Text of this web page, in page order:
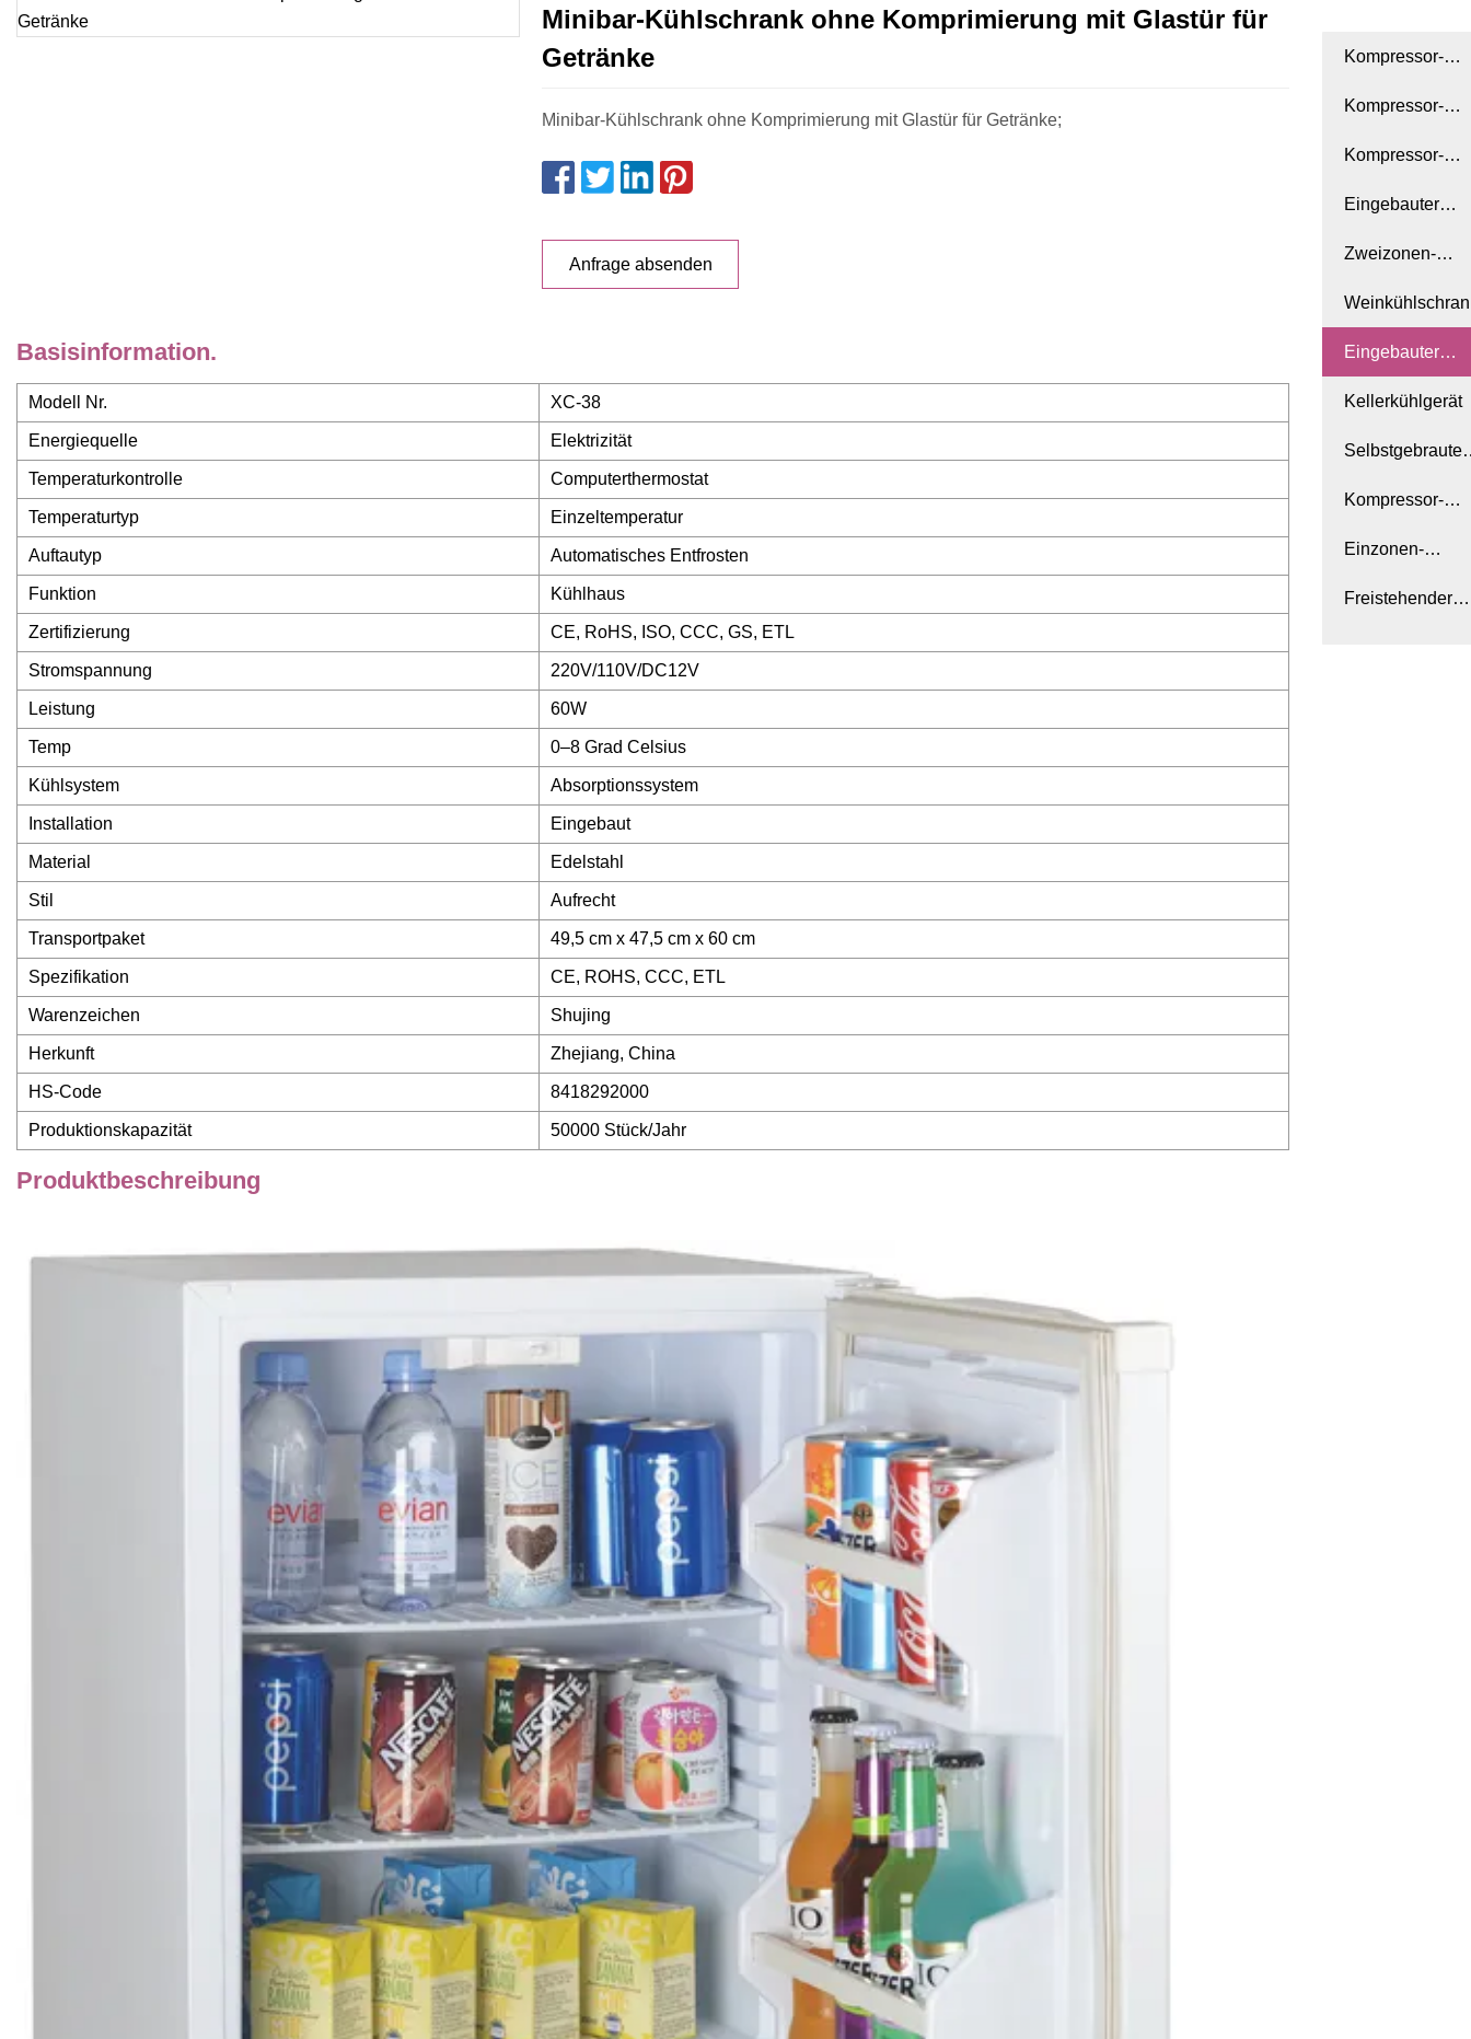
Minibar-Kühlschrank ohne Komprimierung mit Glastür für
Getränke
Minibar-Kühlschrank ohne Komprimierung mit Glastür für Getränke;
Anfrage absenden
Basisinformation.
Modell Nr. XC-38
Energiequelle Elektrizität
Temperaturkontrolle Computerthermostat
Temperaturtyp Einzeltemperatur
Auftautyp Automatisches Entfrosten
Funktion Kühlhaus
Zertifizierung CE, RoHS, ISO, CCC, GS, ETL
Stromspannung 220V/110V/DC12V
Leistung 60W
Temp 0–8 Grad Celsius
Kühlsystem Absorptionssystem
Installation Eingebaut
Material Edelstahl
Stil Aufrecht
Transportpaket 49,5 cm x 47,5 cm x 60 cm
Spezifikation CE, ROHS, CCC, ETL
Warenzeichen Shujing
Herkunft Zhejiang, China
HS-Code 8418292000
Produktionskapazität 50000 Stück/Jahr
Produktbeschreibung
Kompressor-
Kompressor-
Kompressor-
Steakager-
Kühlschrank
Eingebauter
Zweizonen-
drei Zonen
Eingebauter
Kellerkühlgerät
Selbstgebraute
Kegeratoren
Kompressor-
Weinkühler
Einzonen-
Freistehender